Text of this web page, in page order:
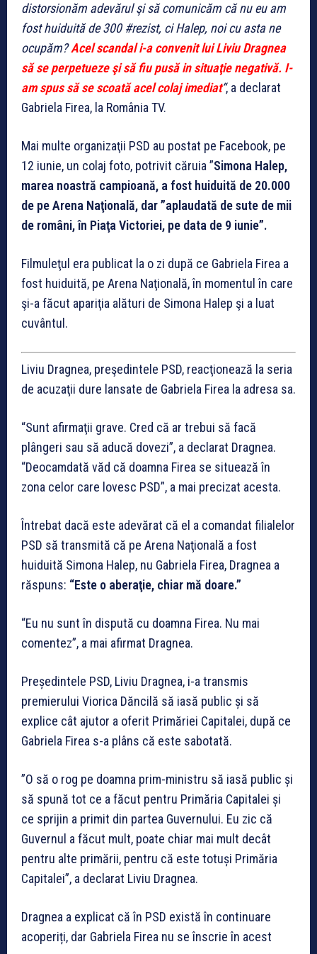
distorsionăm adevărul şi să comunicăm că nu eu am
fost huiduită de 300 #rezist, ci Halep, noi cu asta ne
ocupăm?Acel scandal i-a convenit lui Liviu Dragnea
să se perpetueze şi să fiu pusă in situaţie negativă. I-
am spus să se scoată acel colaj imediat“, a declarat
Gabriela Firea, la România TV.
Mai multe organizaţii PSD au postat pe Facebook, pe
12 iunie, un colaj foto, potrivit căruia ”Simona Halep,
marea noastră campioană, a fost huiduită de 20.000
de pe Arena Naţională, dar ”aplaudată de sute de mii
de români, în Piaţa Victoriei, pe data de 9 iunie”.
Filmuleţul era publicat la o zi după ce Gabriela Firea a
fost huiduită, pe Arena Naţională, în momentul în care
şi-a făcut apariţia alături de Simona Halep şi a luat
cuvântul.
Liviu Dragnea, preşedintele PSD, reacţionează la seria
de acuzaţii dure lansate de Gabriela Firea la adresa sa.
“Sunt afirmaţii grave. Cred că ar trebui să facă
plângeri sau să aducă dovezi”, a declarat Dragnea.
“Deocamdată văd că doamna Firea se situează în
zona celor care lovesc PSD”, a mai precizat acesta.
Întrebat dacă este adevărat că el a comandat filialelor
PSD să transmită că pe Arena Naţională a fost
huiduită Simona Halep, nu Gabriela Firea, Dragnea a
răspuns: “Este o aberaţie, chiar mă doare.”
“Eu nu sunt în dispută cu doamna Firea. Nu mai
comentez”, a mai afirmat Dragnea.
Președintele PSD, Liviu Dragnea, i-a transmis
premierului Viorica Dăncilă să iasă public și să
explice cât ajutor a oferit Primăriei Capitalei, după ce
Gabriela Firea s-a plâns că este sabotată.
”O să o rog pe doamna prim-ministru să iasă public și
să spună tot ce a făcut pentru Primăria Capitalei și
ce sprijin a primit din partea Guvernului. Eu zic că
Guvernul a făcut mult, poate chiar mai mult decât
pentru alte primării, pentru că este totuși Primăria
Capitalei”, a declarat Liviu Dragnea.
Dragnea a explicat că în PSD există în continuare
acoperiți, dar Gabriela Firea nu se înscrie în acest